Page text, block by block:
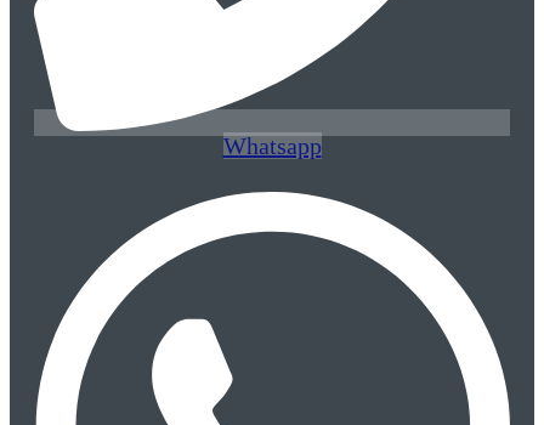
Whatsapp